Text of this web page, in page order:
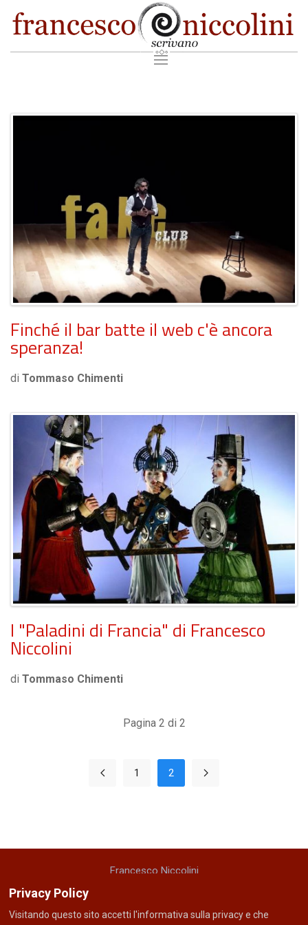
Finché il bar batte il web c'è ancora
speranza!
di Tommaso Chimenti
I "Paladini di Francia" di Francesco
Niccolini
di Tommaso Chimenti
Pagina 2 di 2
1 2
Francesco Niccolini
email: f r a n i c c o @ g m a i l . c o m
Privacy Policy
Visitando questo sito accetti l'informativa sulla privacy e che